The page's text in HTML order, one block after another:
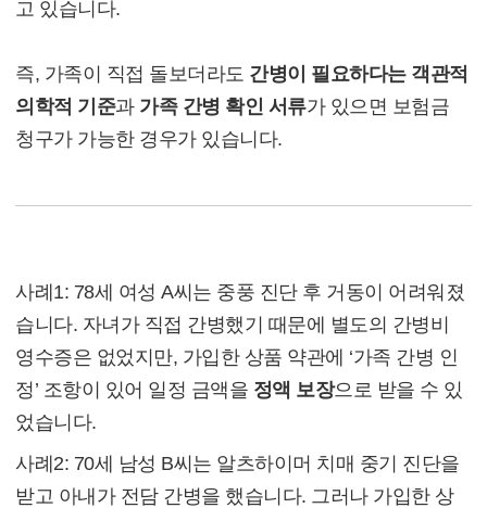
고 있습니다.
즉, 가족이 직접 돌보더라도 간병이 필요하다는 객관적
의학적 기준과 가족 간병 확인 서류가 있으면 보험금
청구가 가능한 경우가 있습니다.
사례1: 78세 여성 A씨는 중풍 진단 후 거동이 어려워졌
습니다. 자녀가 직접 간병했기 때문에 별도의 간병비
영수증은 없었지만, 가입한 상품 약관에 ‘가족 간병 인
정’ 조항이 있어 일정 금액을 정액 보장으로 받을 수 있
었습니다.
사례2: 70세 남성 B씨는 알츠하이머 치매 중기 진단을
받고 아내가 전담 간병을 했습니다. 그러나 가입한 상